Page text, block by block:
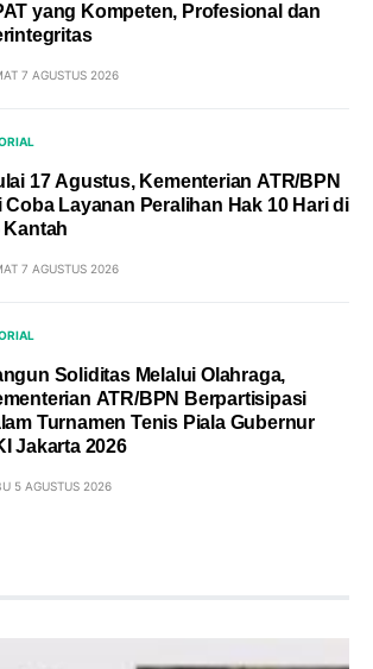
yang Kompeten, Profesional dan
7 AGUSTUS 2026
17 Agustus, Kementerian ATR/BPN
Coba Layanan Peralihan Hak 10 Hari di
Kantah
7 AGUSTUS 2026
Soliditas Melalui Olahraga,
ATR/BPN Berpartisipasi
Turnamen Tenis Piala Gubernur
Jakarta 2026
5 AGUSTUS 2026